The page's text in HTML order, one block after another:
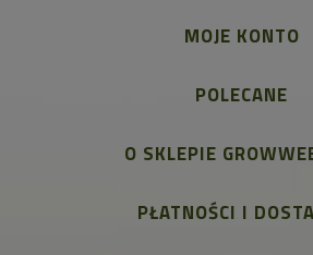
MOJE KONTO
POLECANE
O SKLEPIE
PŁATNOŚCI I